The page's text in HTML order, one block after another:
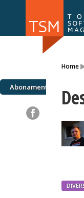
Home
Abonamente